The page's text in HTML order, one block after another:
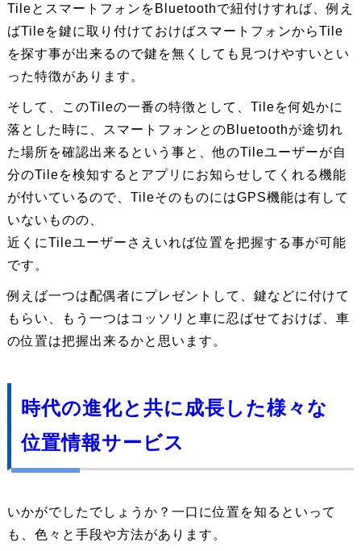
TileとスマートフォンをBluetoothで紐付けすれば、例え
ばTileを鍵に取り付けておけばスマートフォンからTile
を探す事が出来るので鍵を無くしても見つけやすいとい
った特徴があります。
そして、このTileの一番の特徴として、Tileを何処かに
落とした時に、スマートフォンとのBluetoothが途切れ
た場所を確認出来るという事と、他のTileユーザーが自
分のTileを検知するとアプリにお知らせしてくれる機能
が付いているので、TileそのものにはGPS機能は有して
いないものの、
近くにTileユーザーさえいれば位置を把握する事が可能
です。
例えば一つは配偶者にプレゼントして、鍵などに付けて
もらい、もう一つはコッソリと車に忍ばせておけば、車
の位置は把握出来るかと思います。
時代の進化と共に成長した様々な
位置情報サービス
いかがでしたでしょうか？一口に位置を知るといって
も、色々と手段や方法があります。